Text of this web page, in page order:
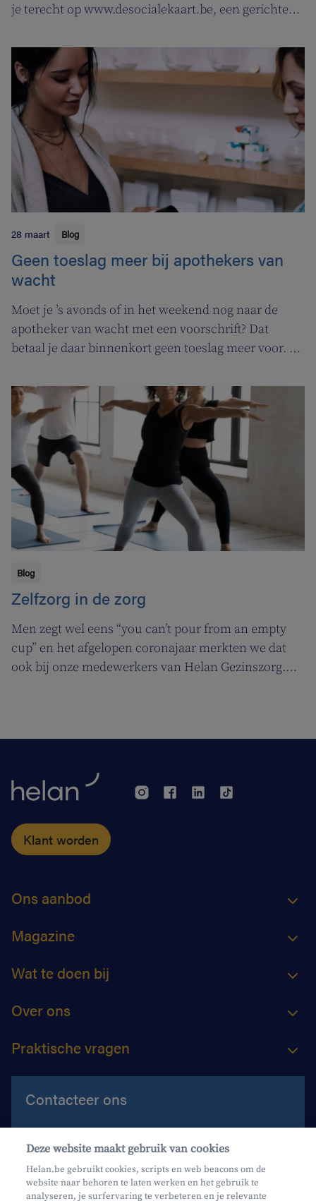
je terecht op www.desocialekaart.be, een gerichte
gezondheidszorg en welzijn. Heel handig voor zowel
patiënten als zorgverleners.
28 maart Blog
Geen toeslag meer bij apothekers van
wacht
Moet je ’s avonds of in het weekend nog naar de
apotheker van wacht met een voorschrift? Dat
betaal je daar binnenkort geen toeslag meer voor. In
apothekers van wacht.
Blog
Zelfzorg in de zorg
Men zegt wel eens “you can’t pour from an empty
cup” en het afgelopen coronajaar merkten we dat
ook bij onze medewerkers van Helan Gezinszorg.
hun klanten kunnen zorgen.
Klant worden
Ons aanbod
Magazine
Wat te doen bij
Over ons
Praktische vragen
Contacteer ons
Contacteer ons
Maak een afspraak
Waar vind je ons?
Deze website maakt gebruik van cookies
Helan.be gebruikt cookies, scripts en web beacons om de
website naar behoren te laten werken en het gebruik te
analyseren, je surfervaring te verbeteren en je relevante